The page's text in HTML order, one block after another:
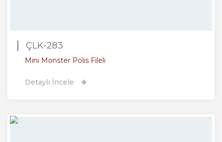
ÇLK-283
Mini Monster Polis Fileli
Detaylı İncele